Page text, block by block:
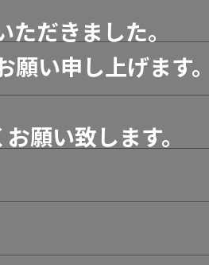
だきました。
い申し上げます。
願い致します。